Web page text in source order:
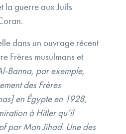
la guerre aux Juifs
dans un ouvrage récent
Frères musulmans et
Banna, par exemple,
des Frères
en Égypte en 1928,
à Hitler qu’il
par Mon Jihad. Une des